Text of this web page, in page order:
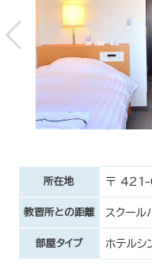
所在地 〒 421-
教習所との距離 スクール
部屋タイプ ホテルシ